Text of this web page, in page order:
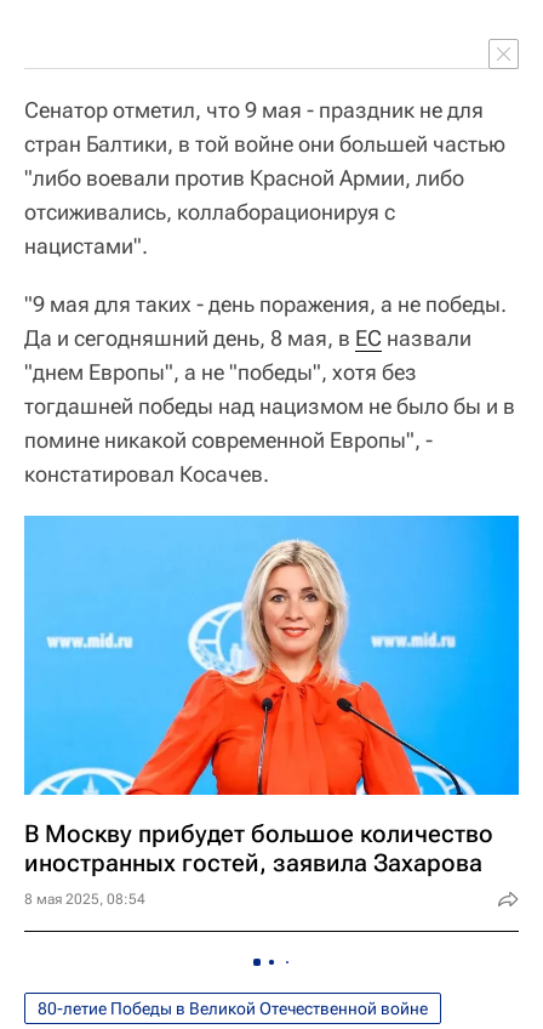
Сенатор отметил, что 9 мая - праздник не для
стран Балтики, в той войне они большей частью
"либо воевали против Красной Армии, либо
отсиживались, коллаборационируя с
нацистами".
"9 мая для таких - день поражения, а не победы.
Да и сегодняшний день, 8 мая, в ЕС назвали
"днем Европы", а не "победы", хотя без
тогдашней победы над нацизмом не было бы и в
помине никакой современной Европы", -
констатировал Косачев.
В Москву прибудет большое количество
иностранных гостей, заявила Захарова
8 мая 2025, 08:54
80-летие Победы в Великой Отечественной войне